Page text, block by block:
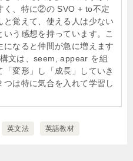
、特に②の SVO + to不定
と覚えて、使える人は少ない
いう感想を持っています。こ
になると仲間が急に増えます
文は、seem, appear を組
「変形」し「成長」していき
つは特に気合を入れて学習し
英文法 英語教材